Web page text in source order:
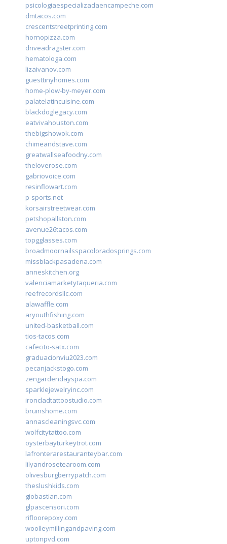
psicologiaespecializadaencampeche.com
dmtacos.com
crescentstreetprinting.com
hornopizza.com
driveadragster.com
hematologa.com
lizaivanov.com
guesttinyhomes.com
home-plow-by-meyer.com
palatelatincuisine.com
blackdoglegacy.com
eatvivahouston.com
thebigshowok.com
chimeandstave.com
greatwallseafoodny.com
theloverose.com
gabriovoice.com
resinflowart.com
p-sports.net
korsairstreetwear.com
petshopallston.com
avenue26tacos.com
topgglasses.com
broadmoornailsspacoloradosprings.com
missblackpasadena.com
anneskitchen.org
valenciamarketytaqueria.com
reefrecordsllc.com
alawaffle.com
aryouthfishing.com
united-basketball.com
tios-tacos.com
cafecito-satx.com
graduacionviu2023.com
pecanjackstogo.com
zengardendayspa.com
sparklejewelryinc.com
ironcladtattoostudio.com
bruinshome.com
annascleaningsvc.com
wolfcitytattoo.com
oysterbayturkeytrot.com
lafronterarestauranteybar.com
lilyandrosetearoom.com
olivesburgberrypatch.com
theslushkids.com
giobastian.com
glpascensori.com
rifloorepoxy.com
woolleymillingandpaving.com
uptonpvd.com